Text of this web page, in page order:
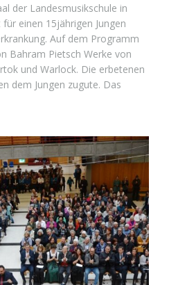
der Landesmusikschule in
einen 15jährigen Jungen
Auf dem Programm
Bahram Pietsch Werke von
und Warlock. Die erbetenen
dem Jungen zugute. Das